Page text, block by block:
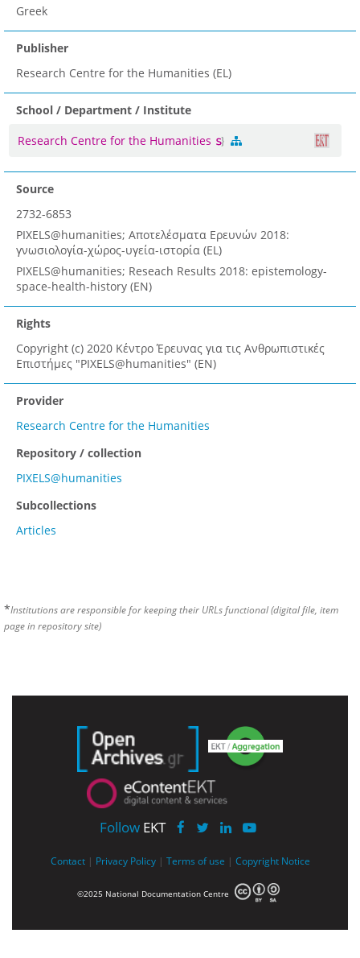
Greek
Publisher
Research Centre for the Humanities (EL)
School / Department / Institute
Research Centre for the Humanities
Source
2732-6853
PIXELS@humanities; Αποτελέσματα Ερευνών 2018:
γνωσιολογία-χώρος-υγεία-ιστορία (EL)
PIXELS@humanities; Reseach Results 2018: epistemology-
space-health-history (EN)
Rights
Copyright (c) 2020 Κέντρο Έρευνας για τις Ανθρωπιστικές
Επιστήμες "PIXELS@humanities" (EN)
Provider
Research Centre for the Humanities
Repository / collection
PIXELS@humanities
Subcollections
Articles
*Institutions are responsible for keeping their URLs functional (digital file, item
page in repository site)
Follow EKT
Contact | Privacy Policy | Terms of use | Copyright Notice
©2025 National Documentation Centre